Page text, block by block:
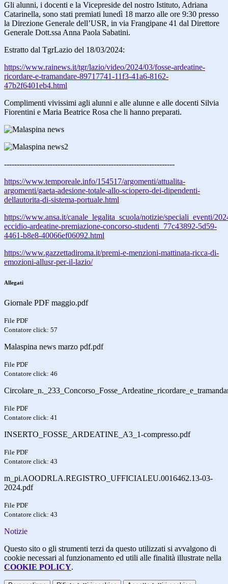
Gli alunni, i docenti e la Vicepreside del nostro Istituto, Adriana
Catarinella, sono stati premiati lunedì 18 marzo alle ore 9:30 presso
la Direzione Generale dell’USR, in via Frangipane 41 dal Direttore
Generale Dott.ssa Anna Paola Sabatini.
Estratto dal TgrLazio del 18/03/2024:
https://www.rainews.it/tgr/lazio/video/2024/03/fosse-ardeatine-
ricordare-e-tramandare-89717741-11f3-41a6-8162-
47b2f6401eb4.html
Complimenti vivissimi agli alunni e alle alunne e alle docenti Silvia
Fiorentini e Maria Beatrice Rosa che li hanno preparati.
-------------------------------------------------------------------
https://www.temporeale.info/154517/argomenti/attualita-
argomenti/gaeta-adesione-totale-allo-sciopero-dei-dipendenti-
dellautorita-di-sistema-portuale.html
https://www.ansa.it/canale_legalita_scuola/notizie/speciali_eventi/
eccidio-ardeatine-premiazione-concorso-studenti_77c43892-5d59-
4461-b8e8-40066ef06092.html
https://www.gazzettadiroma.it/premi-e-menzioni-mattinata-ricca-di-
emozioni-allusr-per-il-lazio/
Allegati
Giornale PDF maggio.pdf
File PDF
Contatore click: 57
Malaspina news marzo pdf.pdf
File PDF
Contatore click: 46
File PDF
Contatore click: 41
INSERTO_FOSSE_ARDEATINE_A3_1-compresso.pdf
File PDF
Contatore click: 43
m_pi.AOODRLA.REGISTRO_UFFICIALEU.0016462.13-03-
2024.pdf
File PDF
Contatore click: 43
Notizie
Questo sito o gli strumenti terzi da questo utilizzati si avvalgono di
cookie necessari al funzionamento ed utili alle finalità illustrate nella
COOKIE POLICY.